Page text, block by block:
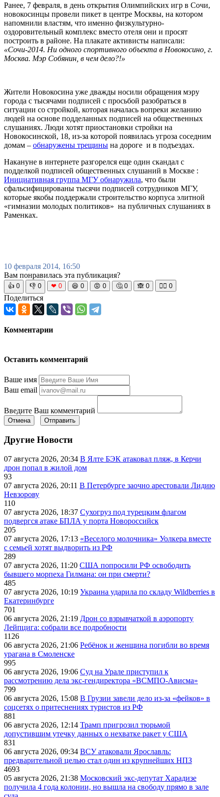
Ранее, 7 февраля, в день открытия Олимпийских игр в Сочи,
новокосинцы провели пикет в центре Москвы, на котором
напомнили властям, что именно физкультурно-
оздоровительный комплекс вместо отеля они и просят
построить в районе. На плакате активисты написали:
«Сочи-2014. Ни одного спортивного объекта в Новокосино, г.
Москва. Мэр Собянин, в чем дело?!»
Жители Новокосина уже дважды носили обращения мэру
города с тысячами подписей с просьбой разобраться в
ситуации со стройкой, которая началась вопреки желанию
людей на основе подделанных подписей на общественных
слушаниях. Люди хотят приостановки стройки на
Новокосинской, 18, из-за которой появилась угроза соседним
домам – обнаружены трещины на дороге и в подъездах.
Накануне в интернете разгорелся еще один скандал с
подделкой подписей общественных слушаний в Москве :
Инициативная группа МГУ обнаружила, что были
сфальсифицированы тысячи подписей сотрудников МГУ,
которые якобы поддержали строительство корпуса элитной
«гимназии молодых политиков» на публичных слушаниях в
Раменках.
10 февраля 2014, 16:50
Вам понравилась эта публикация?
👍 0 👎 0 ❤ 0 😆 0 😡 0 🤔 0 🙈 0 🧘‍♀️ 0
Поделиться
Комментарии
Оставить комментарий
Ваше имя
Ваш email
Введите Ваш комментарий
Отмена Отправить
Другие Новости
07 августа 2026, 20:34 В Ялте БЭК атаковал пляж, в Керчи
дрон попал в жилой дом
93
07 августа 2026, 20:11 В Петербурге заочно арестовали Лидию
Невзорову
110
07 августа 2026, 18:37 Сухогруз под турецким флагом
подвергся атаке БПЛА у порта Новороссийск
205
07 августа 2026, 17:13 «Веселого молочника» Уолкера вместе
с семьей хотят выдворить из РФ
289
07 августа 2026, 11:20 США попросили РФ освободить
бывшего морпеха Гилмана: он при смерти?
485
07 августа 2026, 10:19 Украина ударила по складу Wildberries в
Екатеринбурге
701
06 августа 2026, 21:19 Дрон со взрывчаткой в аэропорту
Лейпцига: собрали все подробности
1126
06 августа 2026, 21:06 Ребёнок и женщина погибли во время
урагана в Смоленске
995
06 августа 2026, 19:06 Суд на Урале приступил к
рассмотрению дела экс-гендиректора «ВСМПО-Ависма»
799
06 августа 2026, 15:08 В Грузии завели дело из-за «фейков» в
соцсетях о притеснениях туристов из РФ
881
06 августа 2026, 12:14 Трамп пригрозил тюрьмой
допустившим утечку данных о нехватке ракет у США
831
06 августа 2026, 09:34 ВСУ атаковали Ярославль:
предварительной целью стал один из крупнейших НПЗ
4693
05 августа 2026, 21:38 Московский экс-депутат Харадизе
получила 4 года колонии, но вышла на свободу прямо в зале